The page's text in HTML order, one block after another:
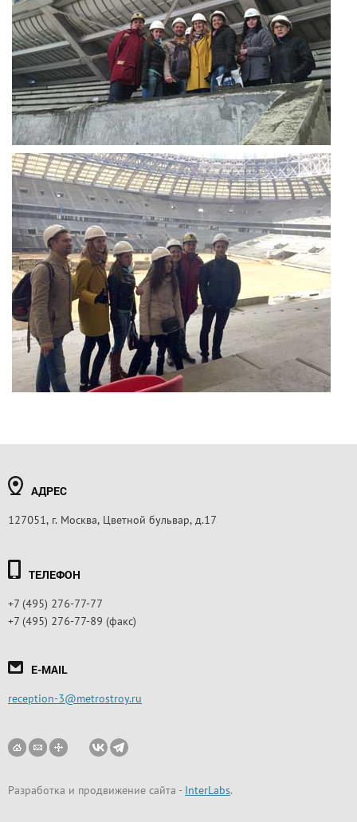
АДРЕС
127051, г. Москва, Цветной бульвар, д.17
ТЕЛЕФОН
+7 (495) 276-77-77
+7 (495) 276-77-89 (факс)
E-MAIL
reception-3@metrostroy.ru
Разработка и продвижение сайта - InterLabs